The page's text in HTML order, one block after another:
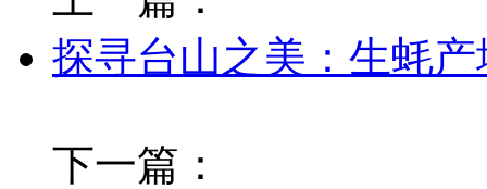
探寻台山之美：生蚝
下一篇：